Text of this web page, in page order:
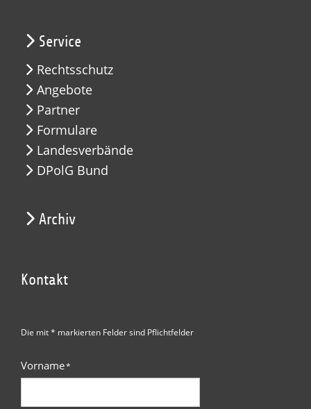
Service
Rechtsschutz
Angebote
Partner
Formulare
Landesverbände
DPolG Bund
Archiv
Kontakt
Die mit * markierten Felder sind Pflichtfelder
Vorname*